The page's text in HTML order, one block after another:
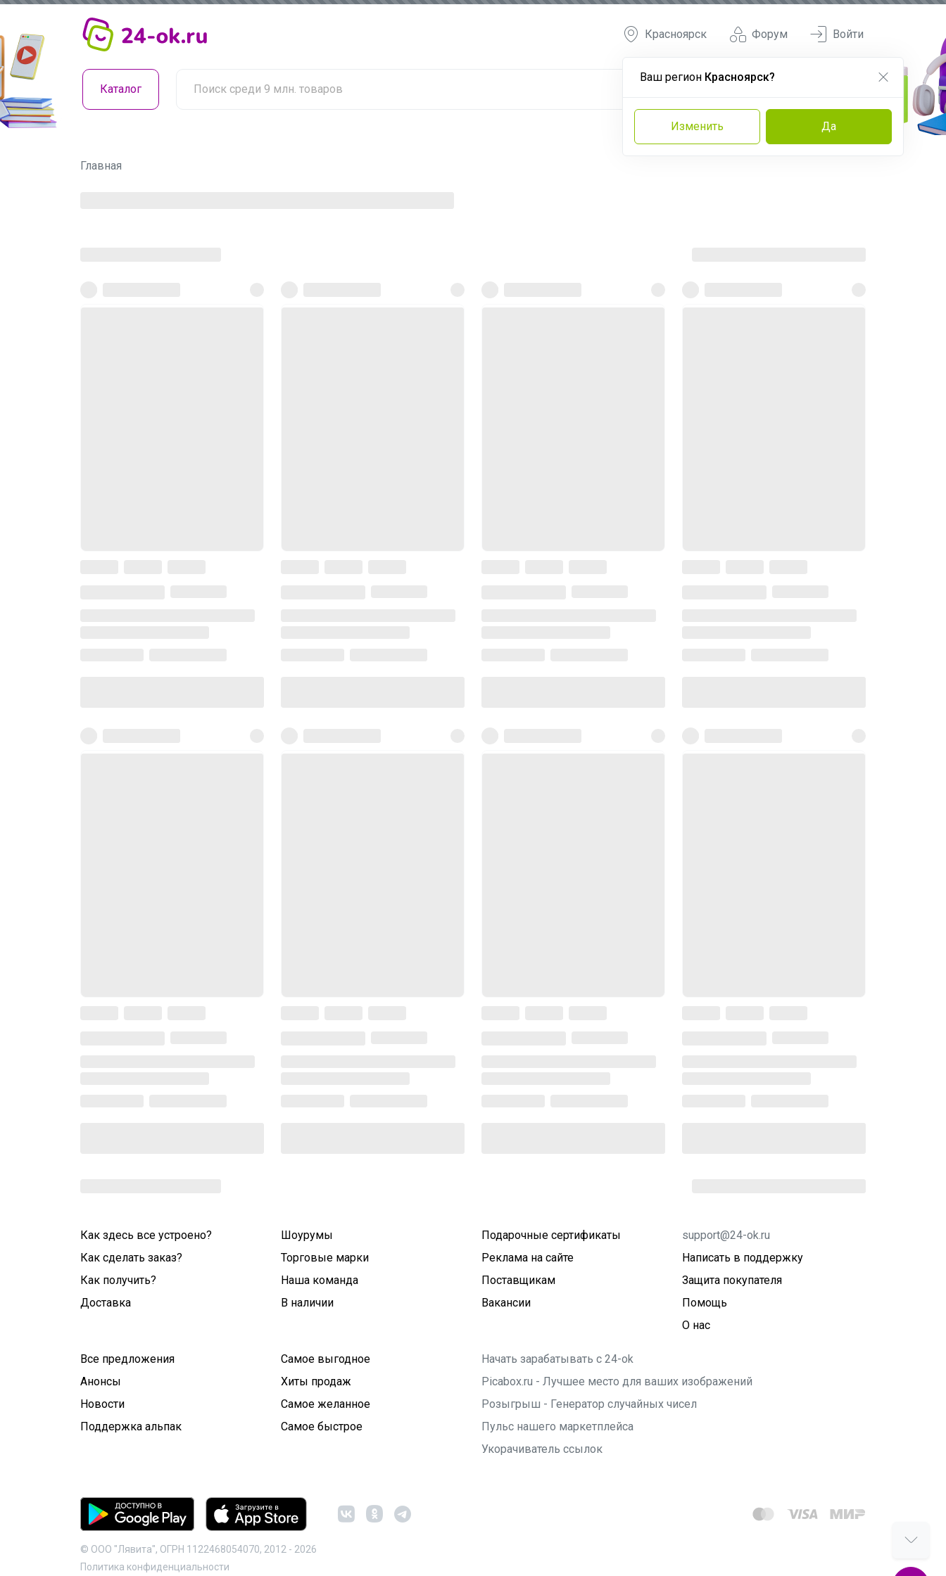
Форум
Красноярск
Ваш регион Красноярск?
Изменить Да
Войти
Каталог
Главная
Как здесь все устроено?
Как сделать заказ?
Как получить?
Доставка
Шоурумы
Торговые марки
Наша команда
В наличии
Подарочные сертификаты
Реклама на сайте
Поставщикам
Вакансии
support@24-ok.ru
Написать в поддержку
Защита покупателя
Помощь
О нас
Все предложения
Анонсы
Новости
Поддержка альпак
Самое выгодное
Хиты продаж
Самое желанное
Самое быстрое
Начать зарабатывать с 24-ok
Picabox.ru - Лучшее место для ваших изображений
Розыгрыш - Генератор случайных чисел
Пульс нашего маркетплейса
Укорачиватель ссылок
© ООО "Лявита", ОГРН 1122468054070, 2012 - 2026
Политика конфиденциальности